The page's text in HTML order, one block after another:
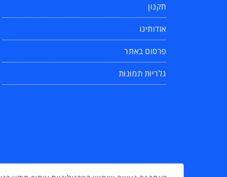
תקנון
אודותינו
פרסום באתר
גלריות תמונות